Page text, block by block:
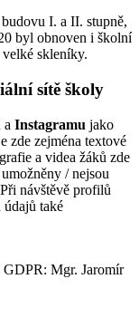
I. a II. stupně,
byl obnoven i školní
skleníky.
sítě školy
a Instagramu jako
zde zejména textové
a videa žáků zde
/ nejsou
návštěvě profilů
údajů také
GDPR: Mgr. Jaromír